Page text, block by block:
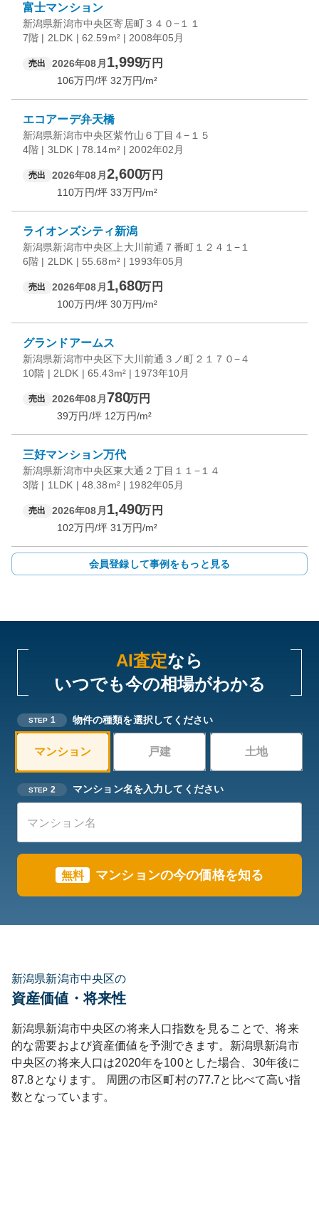
富士マンション
新潟県新潟市中央区寄居町３４０−１１
7階 | 2LDK | 62.59m² | 2008年05月
売出 2026年08月 1,999万円
106万円/坪 32万円/m²
エコアーデ弁天橋
新潟県新潟市中央区紫竹山６丁目４−１５
4階 | 3LDK | 78.14m² | 2002年02月
売出 2026年08月 2,600万円
110万円/坪 33万円/m²
ライオンズシティ新潟
新潟県新潟市中央区上大川前通７番町１２４１−１
6階 | 2LDK | 55.68m² | 1993年05月
売出 2026年08月 1,680万円
100万円/坪 30万円/m²
グランドアームス
新潟県新潟市中央区下大川前通３ノ町２１７０−４
10階 | 2LDK | 65.43m² | 1973年10月
売出 2026年08月 780万円
39万円/坪 12万円/m²
三好マンション万代
新潟県新潟市中央区東大通２丁目１１−１４
3階 | 1LDK | 48.38m² | 1982年05月
売出 2026年08月 1,490万円
102万円/坪 31 万円/m²
会員登録して事例をもっと見る
AI査定なら
いつでも今の相場がわかる
STEP 1 物件の種類を選択してください
マンション 戸建 土地
STEP 2 マンション名を入力してください
無料 マンションの今の価格を知る
新潟県新潟市中央区の
資産価値・将来性
新潟県新潟市中央区の将来人口指数を見ることで、将来
的な需要および資産価値を予測できます。 新潟県新潟市
中央区の将来人口は2020年を100とした場合、30年後に
87.8となります。 周囲の市区町村の77.7と比べて高い指
数となっています。